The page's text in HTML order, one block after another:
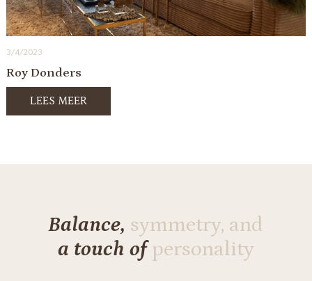
3/4/2023
Roy Donders
LEES MEER
Balance, symmetry, and
a touch ofpersonality